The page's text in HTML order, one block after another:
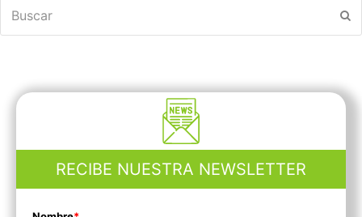
RECIBE NUESTRA NEWSLETTER